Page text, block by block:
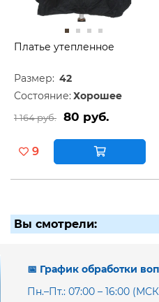
Платье утепленное
Размер: 42
Состояние: Хорошее
1 164 руб. 80 руб.
9
Вы смотрели:
📅 График обработки
Пн.–Пт.: 07:00 – 16:00